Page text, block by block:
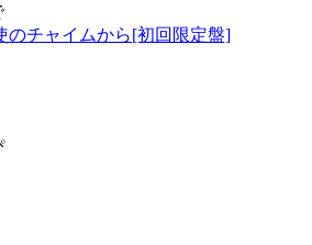
のチャイムから[初回限定盤]